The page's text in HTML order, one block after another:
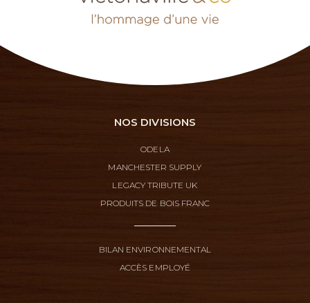
NOS DIVISIONS
ODELA
MANCHESTER SUPPLY
LEGACY TRIBUTE UK
PRODUITS DE BOIS FRANC
BILAN ENVIRONNEMENTAL
ACCÈS EMPLOYÉ